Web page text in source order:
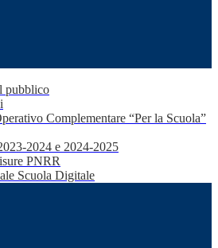
pubblico
Complementare “Per la Scuola”
2024 e 2024-2025
PNRR
Scuola Digitale